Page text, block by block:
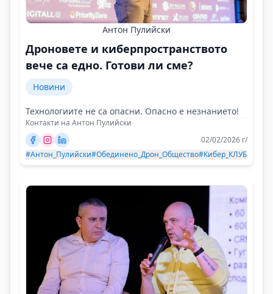
Антон Пулийски
Дроновете и киберпространството
вече са едно. Готови ли сме?
Новини
Технологиите не са опасни. Опасно е незнанието!
Контакти на Антон Пулийски
02/02/2026 г/
#Антон_Пулийски#Обединено_Дрон_Общество#Кибер_КЛУБ